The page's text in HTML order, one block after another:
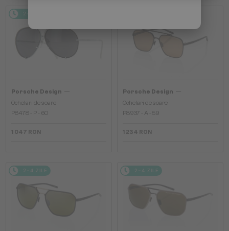
2-4 ZILE
Porsche Design
Ochelari de soare
P8478 - P - 60
1 047 RON
Porsche Design
Ochelari de soare
P8937 - A - 59
1 234 RON
2-4 ZILE 2-4 ZILE